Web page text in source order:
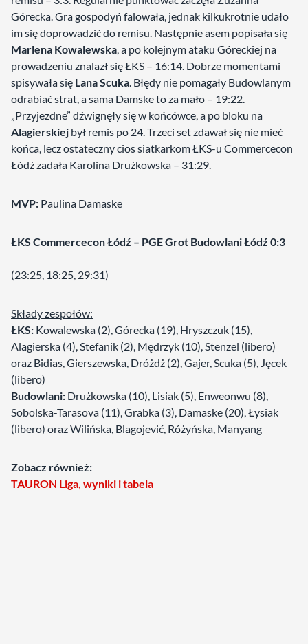
Górecka. Gra gospodyń falowała, jednak kilkukrotnie udało
im się doprowadzić do remisu. Następnie asem popisała się
Marlena Kowalewska, a po kolejnym ataku Góreckiej na
prowadzeniu znalazł się ŁKS – 16:14. Dobrze momentami
spisywała się Lana Scuka. Błędy nie pomagały Budowlanym
odrabiać strat, a sama Damske to za mało – 19:22.
„Przyjezdne” dźwignęły się w końcówce, a po bloku na
Alagierskiej był remis po 24. Trzeci set zdawał się nie mieć
końca, lecz ostateczny cios siatkarkom ŁKS-u Commercecon
Łódź zadała Karolina Drużkowska – 31:29.
MVP: Paulina Damaske
ŁKS Commercecon Łódź – PGE Grot Budowlani Łódź 0:3
(23:25, 18:25, 29:31)
Składy zespołów:
ŁKS: Kowalewska (2), Górecka (19), Hryszczuk (15),
Alagierska (4), Stefanik (2), Mędrzyk (10), Stenzel (libero)
oraz Bidias, Gierszewska, Dróżdż (2), Gajer, Scuka (5), Jęcek
(libero)
Budowlani: Drużkowska (10), Lisiak (5), Enweonwu (8),
Sobolska-Tarasova (11), Grabka (3), Damaske (20), Łysiak
(libero) oraz Wilińska, Blagojević, Różyńska, Manyang
Zobacz również:
TAURON Liga, wyniki i tabela